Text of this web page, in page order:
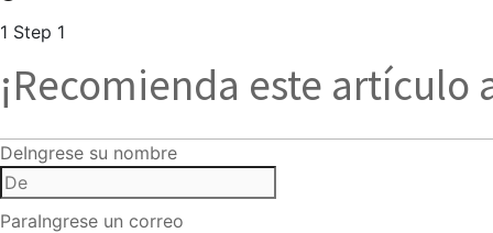
1 Step 1
¡Recomienda este artículo
DeIngrese su nombre
ParaIngrese un correo